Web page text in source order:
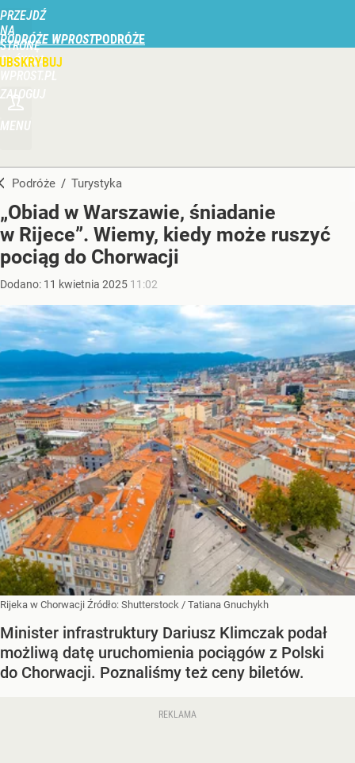
PRZEJDŹ
NA
STRONĘ
GŁÓWNĄ
PODRÓŻE WPROST
ZALOGUJ
MENU
Podróże / Turystyka
„Obiad w Warszawie, śniadanie
w Rijece”. Wiemy, kiedy może ruszyć
pociąg do Chorwacji
Dodano: 11 kwietnia 2025 11:02
Rijeka w Chorwacji Źródło: Shutterstock / Tatiana Gnuchykh
Minister infrastruktury Dariusz Klimczak podał
możliwą datę uruchomienia pociągów z Polski
do Chorwacji. Poznaliśmy też ceny biletów.